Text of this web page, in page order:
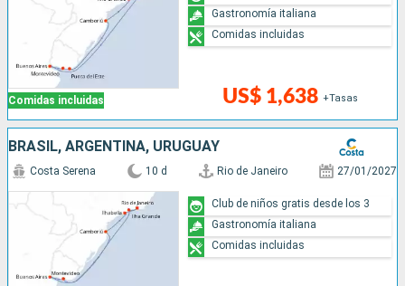
Comidas incluidas US$ 1,638 +Tasas
Gastronomía italiana
Comidas incluidas
BRASIL, ARGENTINA, URUGUAY
Costa Serena 10 d Rio de Janeiro 27/01/2027
Club de niños gratis desde los 3
Gastronomía italiana
Comidas incluidas